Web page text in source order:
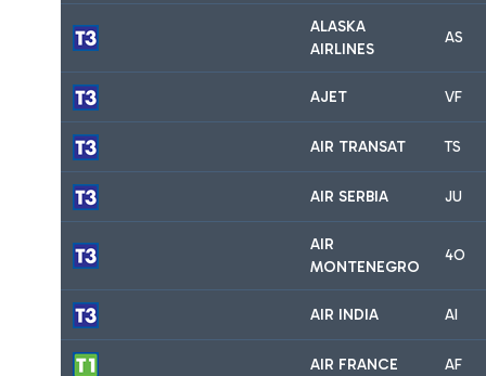
ALASKA
AIRLINES
AS
AJET VF
AIR TRANSAT TS
AIR SERBIA JU
AIR
MONTENEGRO
4O
AIR INDIA AI
AIR FRANCE AF